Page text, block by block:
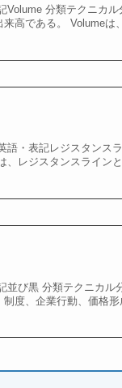
Volume 分類テクニカ
高である。 Volumeは
語・表記レジスタンス
、レジスタンスライン
並び黒 分類テクニカ
度、企業行動、価格形